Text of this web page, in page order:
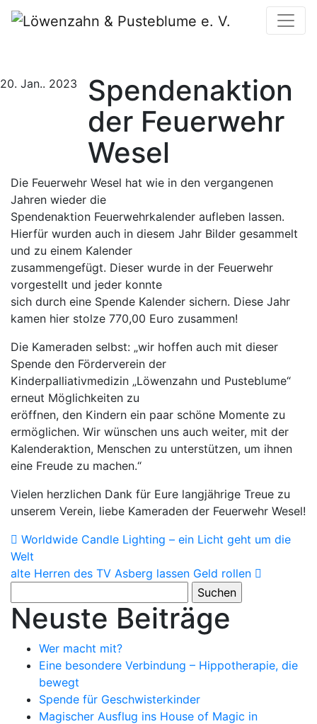
20. Jan.. 2023
Spendenaktion
der Feuerwehr
Wesel
Die Feuerwehr Wesel hat wie in den vergangenen
Jahren wieder die
Spendenaktion Feuerwehrkalender aufleben lassen.
Hierfür wurden auch in diesem Jahr Bilder gesammelt
und zu einem Kalender
zusammengefügt. Dieser wurde in der Feuerwehr
vorgestellt und jeder konnte
sich durch eine Spende Kalender sichern. Diese Jahr
kamen hier stolze 770,00 Euro zusammen!
Die Kameraden selbst: „wir hoffen auch mit dieser
Spende den Förderverein der
Kinderpalliativmedizin „Löwenzahn und Pusteblume“
erneut Möglichkeiten zu
eröffnen, den Kindern ein paar schöne Momente zu
ermöglichen. Wir wünschen uns auch weiter, mit der
Kalenderaktion, Menschen zu unterstützen, um ihnen
eine Freude zu machen.“
Vielen herzlichen Dank für Eure langjährige Treue zu
unserem Verein, liebe Kameraden der Feuerwehr Wesel!
Post
navigation
Worldwide Candle Lighting – ein Licht geht um die
Welt
alte Herren des TV Asberg lassen Geld rollen
nach:
Neuste Beiträge
Wer macht mit?
Eine besondere Verbindung – Hippotherapie, die
bewegt
Spende für Geschwisterkinder
Magischer Ausflug ins House of Magic in